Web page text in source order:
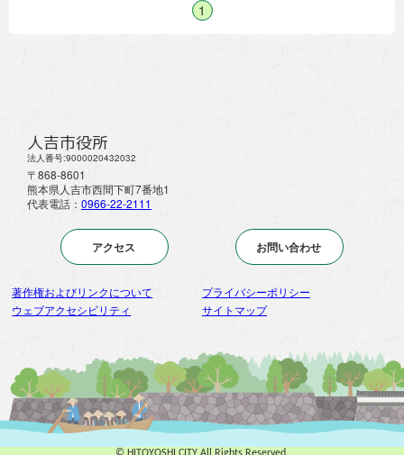
1
人吉市役所
法人番号:9000020432032
〒868-8601
熊本県人吉市西間下町7番地1
代表電話： 0966-22-2111
アクセス お問い合わせ
著作権およびリンクについて
プライバシーポリシー
ウェブアクセシビリティ
サイトマップ